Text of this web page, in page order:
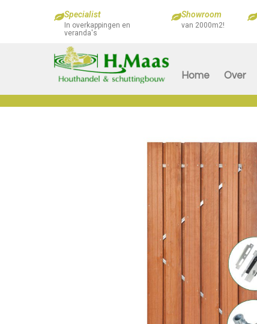
Specialist
In overkappingen en
veranda's
Showroom
van 2000m2!
Home Over